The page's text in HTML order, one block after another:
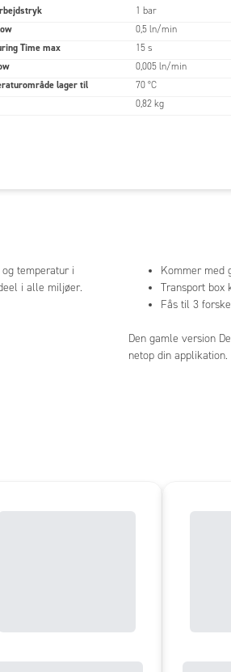
1 bar
0,5 ln/min
Time max 15 s
0,005 ln/min
lager til 70 °C
0,82 kg
temperatur i
i alle miljøer.
Kommer med
Transport
Fås til 3
Den gamle version
netop din applikation.